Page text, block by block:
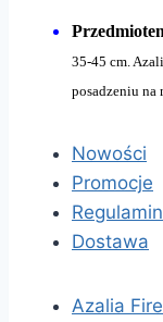
35-45 cm.
posadzeniu na
Nowości
Promocje
Regulamin
Dostawa
Azalia